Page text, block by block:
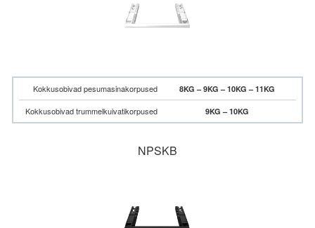
Kokkusobivad pesumasinakorpused 8KG – 9KG – 10KG – 11KG
Kokkusobivad trummelkuivatikorpused 9KG – 10KG
NPSKB